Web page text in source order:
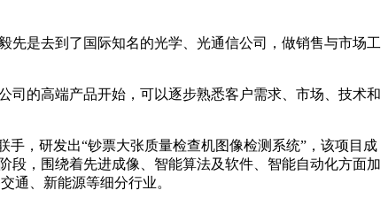
先是去到了国际知名的光学、光通信公司，做销售与市场工
司的高端产品开始，可以逐步熟悉客户需求、市场、技术和
，研发出“钞票大张质量检查机图像检测系统”，该项目成
段，围绕着先进成像、智能算法及软件、智能自动化方面加
通、新能源等细分行业。